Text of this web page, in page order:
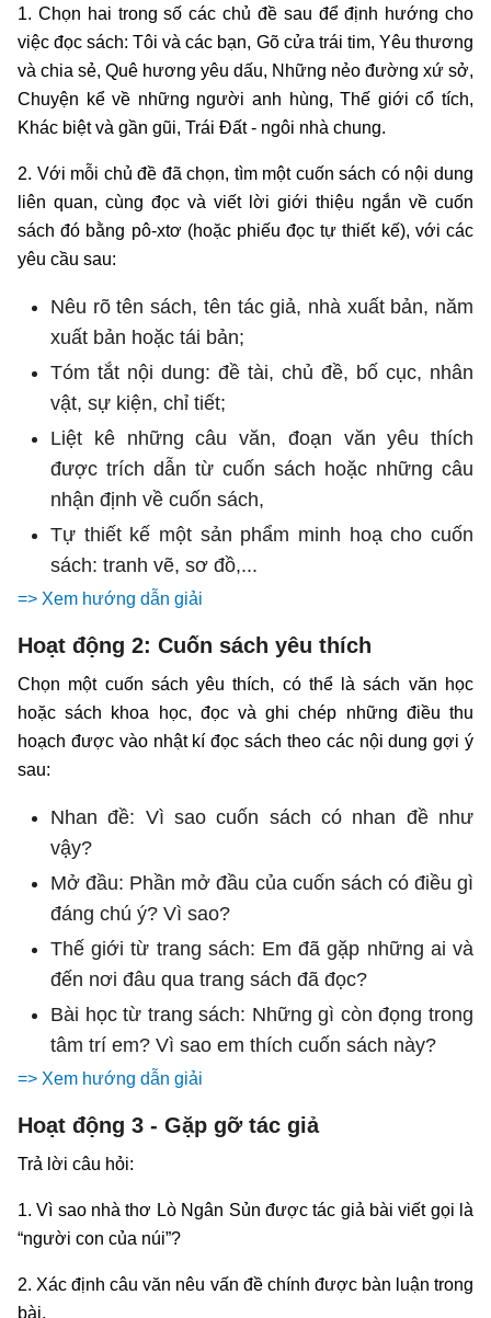
1. Chọn hai trong số các chủ đề sau để định hướng cho
việc đọc sách: Tôi và các bạn, Gõ cửa trái tim, Yêu thương
và chia sẻ, Quê hương yêu dấu, Những nẻo đường xứ sở,
Chuyện kể về những người anh hùng, Thế giới cổ tích,
Khác biệt và gần gũi, Trái Đất - ngôi nhà chung.
2. Với mỗi chủ đề đã chọn, tìm một cuốn sách có nội dung
liên quan, cùng đọc và viết lời giới thiệu ngắn về cuốn
sách đó bằng pô-xtơ (hoặc phiếu đọc tự thiết kế), với các
yêu cầu sau:
Nêu rõ tên sách, tên tác giả, nhà xuất bản, năm
xuất bản hoặc tái bản;
Tóm tắt nội dung: đề tài, chủ đề, bố cục, nhân
vật, sự kiện, chỉ tiết;
Liệt kê những câu văn, đoạn văn yêu thích
được trích dẫn từ cuốn sách hoặc những câu
nhận định về cuốn sách,
Tự thiết kế một sản phẩm minh hoạ cho cuốn
sách: tranh vẽ, sơ đồ,...
=> Xem hướng dẫn giải
Hoạt động 2: Cuốn sách yêu thích
Chọn một cuốn sách yêu thích, có thể là sách văn học
hoặc sách khoa học, đọc và ghi chép những điều thu
hoạch được vào nhật kí đọc sách theo các nội dung gợi ý
sau:
Nhan đề: Vì sao cuốn sách có nhan đề như
vậy?
Mở đầu: Phần mở đầu của cuốn sách có điều gì
đáng chú ý? Vì sao?
Thế giới từ trang sách: Em đã gặp những ai và
đến nơi đâu qua trang sách đã đọc?
Bài học từ trang sách: Những gì còn đọng trong
tâm trí em? Vì sao em thích cuốn sách này?
=> Xem hướng dẫn giải
Hoạt động 3 - Gặp gỡ tác giả
Trả lời câu hỏi:
1. Vì sao nhà thơ Lò Ngân Sủn được tác giả bài viết gọi là
“người con của núi”?
2. Xác định câu văn nêu vấn đề chính được bàn luận trong
bài.